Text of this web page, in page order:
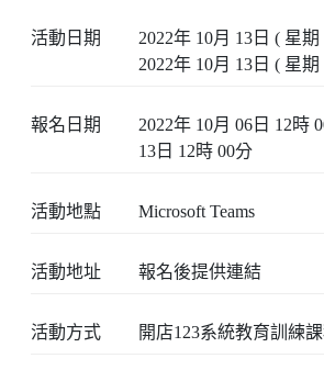
活動日期
2022年 10月 13日 ( 星
2022年 10月 13日 ( 星
報名日期
2022年 10月 06日 12時
13日 12時 00分
活動地點 Microsoft Teams
活動地址 報名後提供連結
活動方式 開店123系統教育訓練